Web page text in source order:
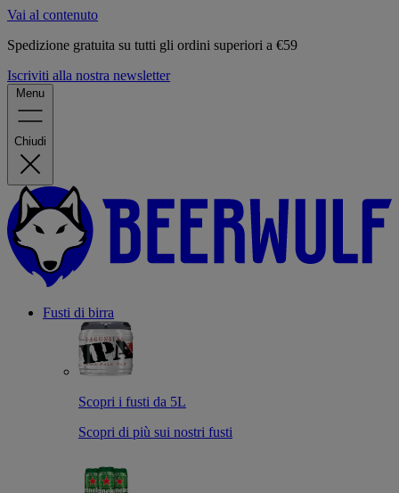
Vai al contenuto
Spedizione gratuita su tutti gli ordini superiori a €59
Iscriviti alla nostra newsletter
Menu
Chiudi
Fusti di birra
Scopri i fusti da 5L
Scopri di più sui nostri fusti